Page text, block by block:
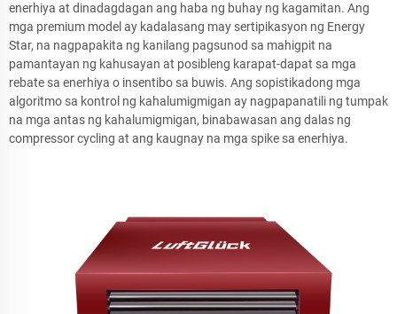
enerhiya at dinadagdagan ang haba ng buhay ng kagamitan. Ang
mga premium model ay kadalasang may sertipikasyon ng Energy
Star, na nagpapakita ng kanilang pagsunod sa mahigpit na
pamantayan ng kahusayan at posibleng karapat-dapat sa mga
rebate sa enerhiya o insentibo sa buwis. Ang sopistikadong mga
algoritmo sa kontrol ng kahalumigmigan ay nagpapanatili ng tumpak
na mga antas ng kahalumigmigan, binabawasan ang dalas ng
compressor cycling at ang kaugnay na mga spike sa enerhiya.